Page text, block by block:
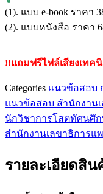
ชิ้น
(1). แบบ e-book ราคา
(2). แบบหนังสือ ราคา
!!แถมฟรีไฟล์เสียงเท
Categories แนวข้อสอบ
แนวข้อสอบ สำนักงาน
นักวิชาการโสตทัศนศึ
สำนักงานเลขาธิการแ
รายละเอียดสิน